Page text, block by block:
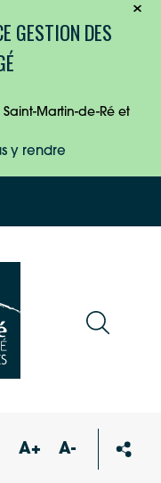
GESTION DES
Martin-de-Ré et
y rendre
A+ A-